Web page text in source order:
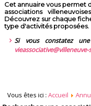
Cet annuaire vous permet
associations
Découvrez sur chaque
type d'activités proposées.
Si vous constatez
Vous êtes ici :Accueil